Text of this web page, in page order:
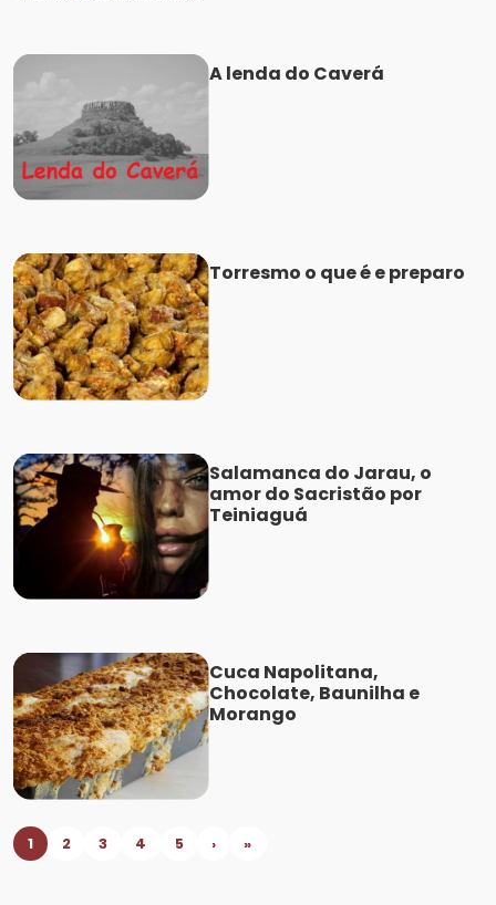
A lenda do Caverá
Torresmo o que é e preparo
Salamanca do Jarau, o
amor do Sacristão por
Teiniaguá
Cuca Napolitana,
Chocolate, Baunilha e
Morango
1 2 3 4 5 › »